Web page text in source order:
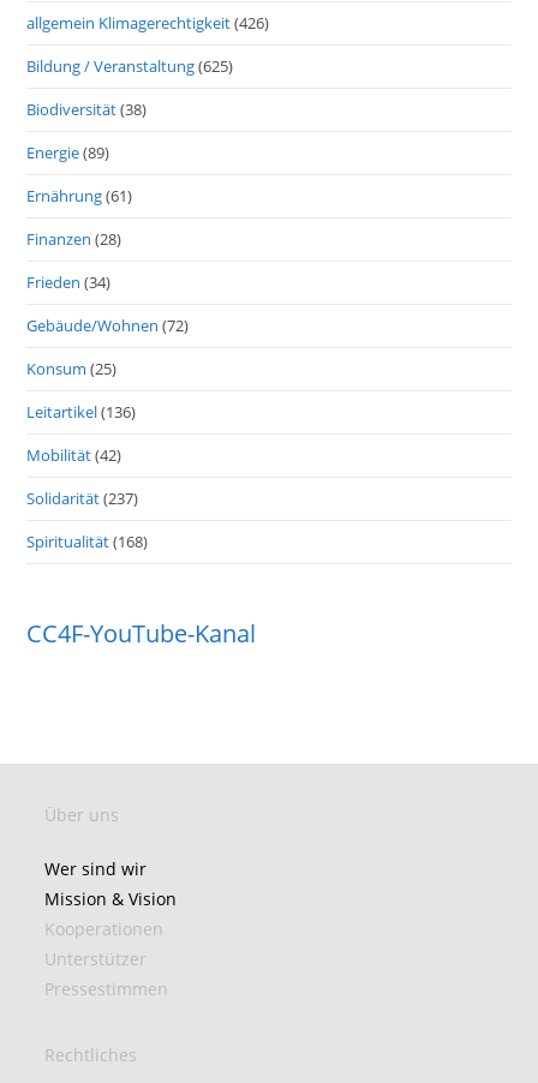
allgemein Klimagerechtigkeit(426)
Bildung / Veranstaltung(625)
Biodiversität(38)
Energie(89)
Ernährung(61)
Finanzen (28)
Frieden (34)
Gebäude/Wohnen (72)
Konsum (25)
Leitartikel(136)
Mobilität(42)
Solidarität(237)
Spiritualität(168)
CC4F-YouTube-Kanal
Über uns
Wer sind wir
Mission & Vision
Kooperationen
Unterstützer
Pressestimmen
Rechtliches